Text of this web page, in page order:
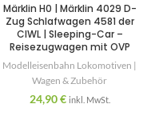
Märklin H0 | Märklin 4029 D-
Zug Schlafwagen 4581 der
CIWL | Sleeping-Car –
Reisezugwagen mit OVP
Modelleisenbahn Lokomotiven |
Wagen & Zubehör
24,90€ inkl. MwSt.